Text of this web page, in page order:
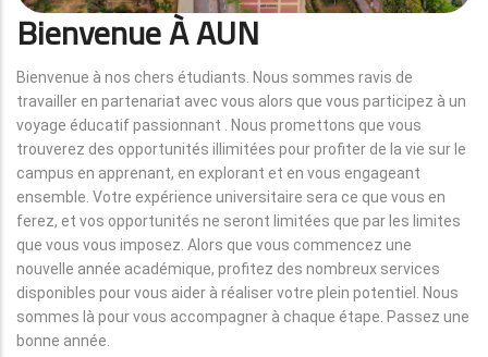
Bienvenue À AUN
Bienvenue à nos chers étudiants. Nous sommes ravis de
travailler en partenariat avec vous alors que vous participez à un
voyage éducatif passionnant . Nous promettons que vous
trouverez des opportunités illimitées pour profiter de la vie sur le
campus en apprenant, en explorant et en vous engageant
ensemble. Votre expérience universitaire sera ce que vous en
ferez, et vos opportunités ne seront limitées que par les limites
que vous vous imposez. Alors que vous commencez une
nouvelle année académique, profitez des nombreux services
disponibles pour vous aider à réaliser votre plein potentiel. Nous
sommes là pour vous accompagner à chaque étape. Passez une
bonne année.